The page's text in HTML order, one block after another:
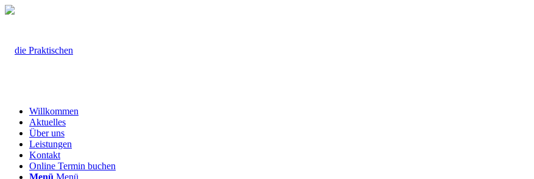
Willkommen
Aktuelles
Über uns
Leistungen
Kontakt
Online Termin buchen
Menü Menü